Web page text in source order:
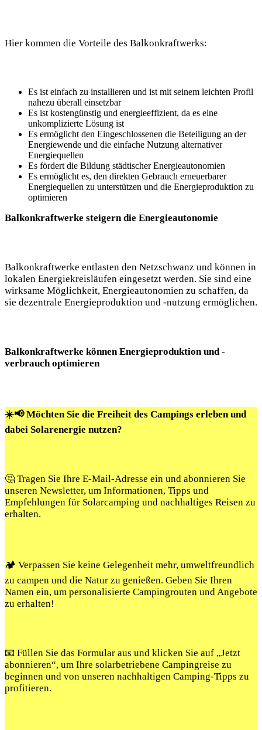
Hier kommen die Vorteile des Balkonkraftwerks:
Es ist einfach zu installieren und ist mit seinem leichten Profil
nahezu überall einsetzbar
Es ist kostengünstig und energieeffizient, da es eine
unkomplizierte Lösung ist
Es ermöglicht den Eingeschlossenen die Beteiligung an der
Energiewende und die einfache Nutzung alternativer
Energiequellen
Es fördert die Bildung städtischer Energieautonomien
Es ermöglicht es, den direkten Gebrauch erneuerbarer
Energiequellen zu unterstützen und die Energieproduktion zu
optimieren
Balkonkraftwerke steigern die Energieautonomie
Balkonkraftwerke entlasten den Netzschwanz und können in
lokalen Energiekreisläufen eingesetzt werden. Sie sind eine
wirksame Möglichkeit, Energieautonomien zu schaffen, da
sie dezentrale Energieproduktion und -nutzung ermöglichen.
Balkonkraftwerke können Energieproduktion und -
verbrauch optimieren
☀️📢 Möchten Sie die Freiheit des Campings erleben und
dabei Solarenergie nutzen?
🤔 Tragen Sie Ihre E-Mail-Adresse ein und abonnieren Sie
unseren Newsletter, um Informationen, Tipps und
Empfehlungen für Solarcamping und nachhaltiges Reisen zu
erhalten.
🏕️ Verpassen Sie keine Gelegenheit mehr, umweltfreundlich
zu campen und die Natur zu genießen. Geben Sie Ihren
Namen ein, um personalisierte Campingrouten und Angebote
zu erhalten!
📧 Füllen Sie das Formular aus und klicken Sie auf „Jetzt
abonnieren“, um Ihre solarbetriebene Campingreise zu
beginnen und von unseren nachhaltigen Camping-Tipps zu
profitieren.